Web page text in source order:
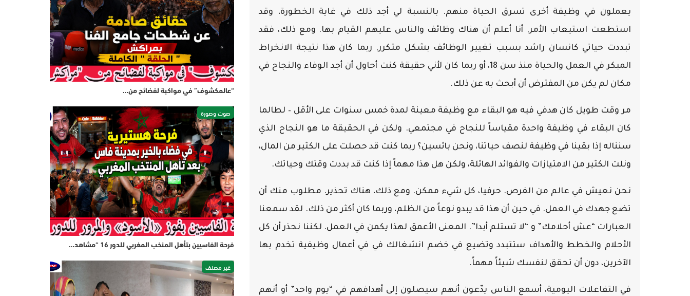
يعملون في وظيفة أخرى تسرق الحياة منهم. بالنسبة لي أجد ذلك في غاية الخطورة، وقد
استطعت استيعاب الأمر. أنا أعلم أن هناك وظائف والناس عليهم القيام بها. ومع ذلك، فقد
تبددت حياتي كانسان راشد بسبب تغيير الوظائف بشكل متكرر. ربما كان هذا نتيجة الانخراط
المبكر في العمل والحياة منذ سن 18، أو ربما كان لأني حقيقة كنت أحاول أن أجد الوفاء والنجاح في
مكان لم يكن من المفترض أن أبحث به عن ذلك.
مر وقت طويل كان هدفي فيه هو البقاء مع وظيفة معينة لمدة خمس سنوات على الأقل – لطالما
كان البقاء في وظيفة واحدة مقياساً للنجاح في مجتمعي. ولكن في الحقيقة ما هو النجاح الذي
سنناله إذا بقينا في وظيفة لنصف حياتنا، ونحن بائسين؟ ربما كنت قد حصلت على الكثير من المال،
ونلت الكثير من الامتيازات والفوائد الهائلة، ولكن هل هذا مهماً إذا كنت قد بددت وقتك وحياتك.
نحن نعيش في عالم من الفرص. حرفيا، كل شيء ممكن. ومع ذلك، هناك تحذير. مطلوب منك أن
تضع جهدك في العمل. في حين أن هذا قد يبدو نوعاً من الظلم، وربما كان أكثر من ذلك. لقد سمعنا
العبارات “عش أحلامك” و “لا تستلم أبدا”. المعنى الأعمق لهذا يكمن في العمل. لكننا نحذر أن كل
الأحلام والخطط والأهداف ستتبدد وتضيع في خضم انشغالك في في أعمال وظيفية تخدم بها
الآخرين، دون أن تحقق لنفسك شيئاً مهماً.
في التفاعلات اليومية، أسمع الناس يدّعون أنهم سيصلون إلى أهدافهم في “يوم واحد” أو أنهم
“عالمكشوف” في مواكبة لفضائح من…
صوت وصورة
فرحة الفاسيين بتأهل المنخب المغربي للدور 16 “مشاهد…
غير مصنف